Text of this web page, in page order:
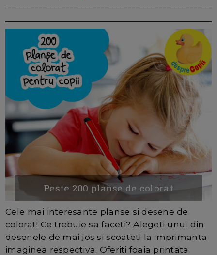
Peste 200 planse de colorat
Cele mai interesante planse si desene de
colorat! Ce trebuie sa faceti? Alegeti unul din
desenele de mai jos si scoateti la imprimanta
imaginea respectiva. Oferiti foaia printata